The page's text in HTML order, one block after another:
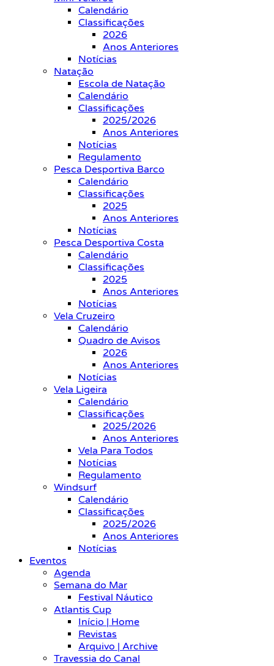
Calendário
Classificações
2026
Anos Anteriores
Notícias
Natação
Escola de Natação
Calendário
Classificações
2025/2026
Anos Anteriores
Notícias
Regulamento
Pesca Desportiva Barco
Calendário
Classificações
2025
Anos Anteriores
Notícias
Pesca Desportiva Costa
Calendário
Classificações
2025
Anos Anteriores
Notícias
Vela Cruzeiro
Calendário
Quadro de Avisos
2026
Anos Anteriores
Notícias
Vela Ligeira
Calendário
Classificações
2025/2026
Anos Anteriores
Vela Para Todos
Notícias
Regulamento
Windsurf
Calendário
Classificações
2025/2026
Anos Anteriores
Notícias
Eventos
Agenda
Semana do Mar
Festival Náutico
Atlantis Cup
Início | Home
Revistas
Arquivo | Archive
Travessia do Canal